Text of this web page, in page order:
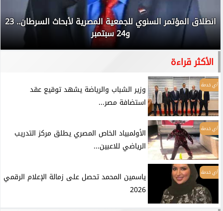
انطلاق المؤتمر السنوي للجمعية المصرية لأبحاث السرطان.. 23
و24 سبتمبر
الأكثر قراءة
أي خدمة
وزير الشباب والرياضة يشهد توقيع عقد
استضافة مصر...
أي خدمة
الأولمبياد الخاص المصري يطلق مركز التدريب
الرياضي للاعبين...
أي خدمة
ياسمين المحمد تحصل على زمالة الإعلام الرقمي
2026